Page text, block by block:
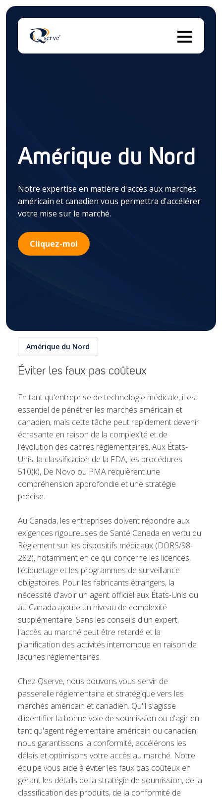
Amérique du Nord
Notre expertise en matière d'accès aux marchés
américain et canadien vous permettra d'accélérer
votre mise sur le marché.
Cliquez-moi
Amérique du Nord
Éviter les faux pas coûteux
En tant qu'entreprise de technologie médicale, il est
essentiel de pénétrer les marchés américain et
canadien, mais cette tâche peut rapidement devenir
écrasante en raison de la complexité et de
l'évolution des cadres réglementaires. Aux États-
Unis, la classification de la FDA, les procédures
510(k), De Novo ou PMA requièrent une
compréhension approfondie et une stratégie
précise.
Au Canada, les entreprises doivent répondre aux
exigences rigoureuses de Santé Canada en vertu du
Règlement sur les dispositifs médicaux (DORS/98-
282), notamment en ce qui concerne les licences,
l'étiquetage et les programmes de surveillance
obligatoires. Pour les fabricants étrangers, la
nécessité d'avoir un agent officiel aux États-Unis ou
au Canada ajoute un niveau de complexité
supplémentaire. Sans les conseils d'un expert,
l'accès au marché peut être retardé et la
planification des activités interrompue en raison de
lacunes réglementaires.
Chez Qserve, nous pouvons vous servir de
passerelle réglementaire et stratégique vers les
marchés américain et canadien. Qu'il s'agisse
d'identifier la bonne voie de soumission ou d'agir en
tant qu'agent réglementaire américain ou canadien,
nous garantissons la conformité, accélérons les
délais et optimisons votre accès au marché. Notre
équipe vous aide à éviter les faux pas coûteux en
gérant les détails de la stratégie de soumission, de la
classification des produits, de la conformité de